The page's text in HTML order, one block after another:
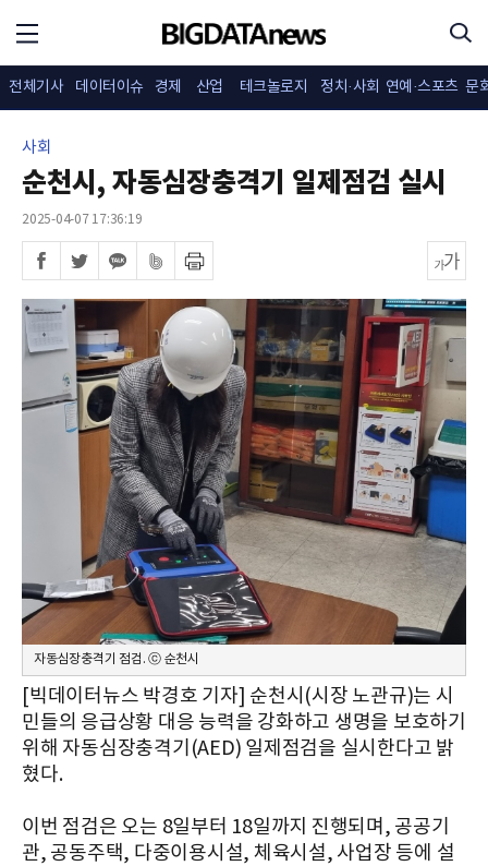
전체기사 데이터이슈 경제 산업 테크놀로지 정치·사회 연예·스포츠 문
사회
순천시, 자동심장충격기 일제점검 실시
2025-04-07 17:36:19
자동심장충격기 점검. ⓒ 순천시
[빅데이터뉴스 박경호 기자] 순천시(시장 노관규)는 시
민들의 응급상황 대응 능력을 강화하고 생명을 보호하기
위해 자동심장충격기(AED) 일제점검을 실시한다고 밝
혔다.
이번 점검은 오는 8일부터 18일까지 진행되며, 공공기
관, 공동주택, 다중이용시설, 체육시설, 사업장 등에 설